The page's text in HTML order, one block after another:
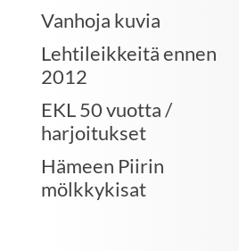
Vanhoja kuvia
Lehtileikkeitä ennen
2012
EKL 50 vuotta /
harjoitukset
Hämeen Piirin
mölkkykisat